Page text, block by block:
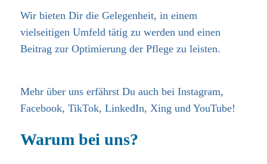
Wir bieten Dir die Gelegenheit, in einem
vielseitigen Umfeld tätig zu werden und einen
Beitrag zur Optimierung der Pflege zu leisten.
Mehr über uns erfährst Du auch bei Instagram,
Facebook, TikTok, LinkedIn, Xing und YouTube!
Warum bei uns?